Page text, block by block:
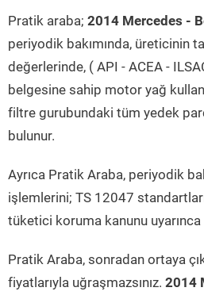
Pratik araba; 2014 Mercedes -
periyodik bakımında, üreticinin
değerlerinde, ( API - ACEA -
belgesine sahip motor yağ
filtre gurubundaki tüm yedek
bulunur.
Ayrıca Pratik Araba, periyodik
işlemlerini; TS 12047
tüketici koruma kanunu
Pratik Araba, sonradan ortaya
fiyatlarıyla uğraşmazsınız. 2014